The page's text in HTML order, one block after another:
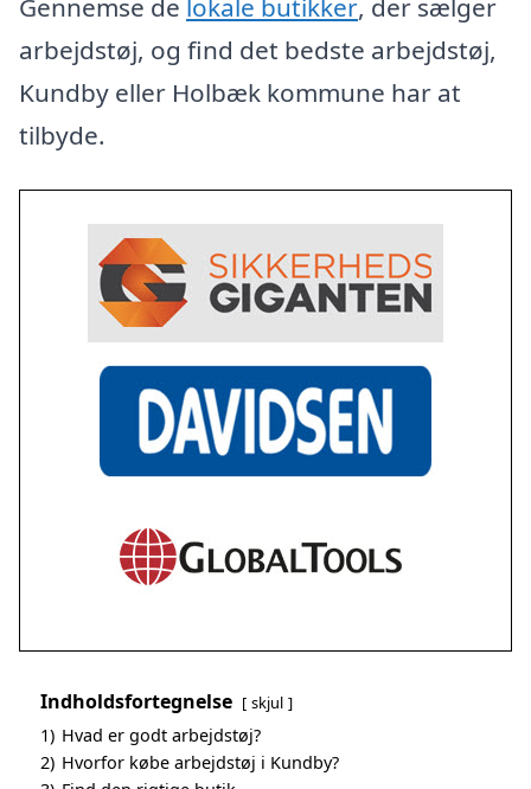
Gennemse de lokale butikker, der sælger
arbejdstøj, og find det bedste arbejdstøj,
Kundby eller Holbæk kommune har at
tilbyde.
Indholdsfortegnelse skjul
1) Hvad er godt arbejdstøj?
2) Hvorfor købe arbejdstøj i Kundby?